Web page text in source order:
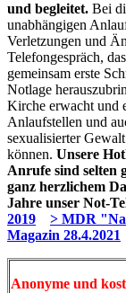
und begleitet. Bei
unabhängigen
Verletzungen und
Telefongespräch,
gemeinsam erste
Notlage
Kirche erwacht und
Anlaufstellen und
sexualisierter
können. Unsere
Anrufe sind selten
ganz herzlichem
Jahre unser Not-
2019
> MDR
Magazin 28.4.2021
Anonyme und